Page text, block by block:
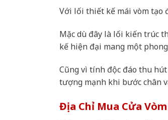
Với lối thiết kế mái vòm tạo
Mặc dù đây là lối kiến trúc
kế hiện đại mang một
Cũng vì tính độc đáo thu
tượng mạnh khi bước chân
Địa Chỉ Mua Cửa